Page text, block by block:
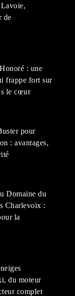
de
: une
frappe fort sur
le cœur
pour
: avantages,
Domaine du
Charlevoix :
la
du moteur
complet